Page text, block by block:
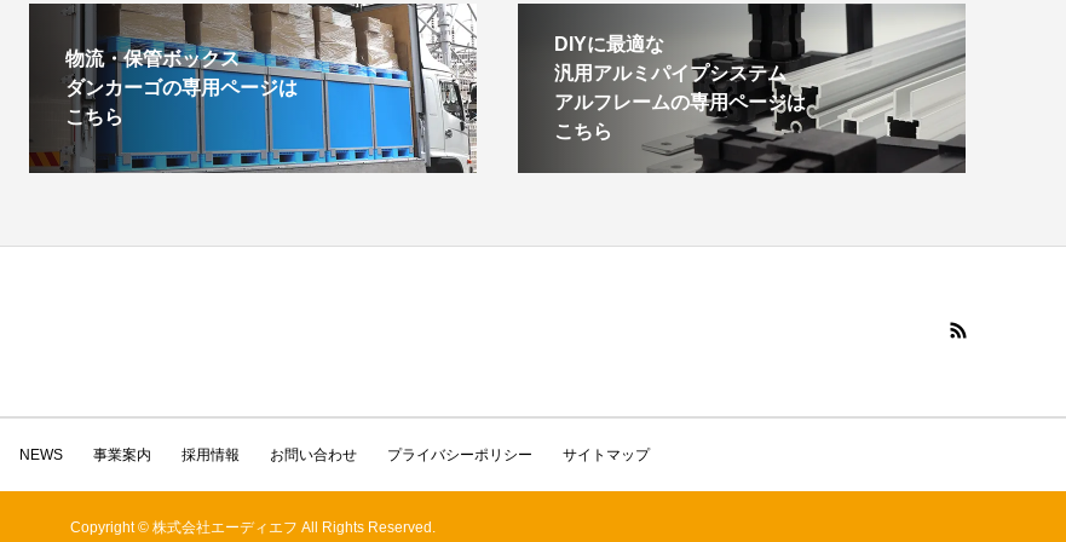
物流・保管ボックス
ダンカーゴの専用ページは
こちら
DIYに最適な
汎用アルミパイプシステム
アルフレームの専用ページは
こちら
NEWS 事業案内 採用情報 お問い合わせ プライバシーポリシー サイトマップ
Copyright © 株式会社エーディエフ All Rights Reserved.